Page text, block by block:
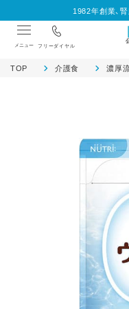
1982年創業、
メニュー フリーダイヤル
TOP 介護食 濃厚